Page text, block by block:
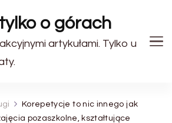
o górach
artykułami. Tylko u
Korepetycje to nic innego jak
pozaszkolne, kształtujące